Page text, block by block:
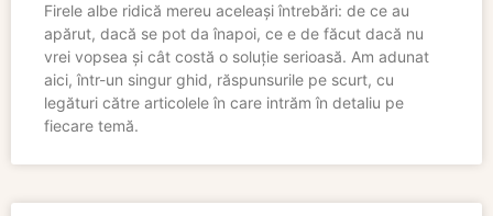
Firele albe ridică mereu aceleași întrebări: de ce au
apărut, dacă se pot da înapoi, ce e de făcut dacă nu
vrei vopsea și cât costă o soluție serioasă. Am adunat
aici, într-un singur ghid, răspunsurile pe scurt, cu
legături către articolele în care intrăm în detaliu pe
fiecare temă.